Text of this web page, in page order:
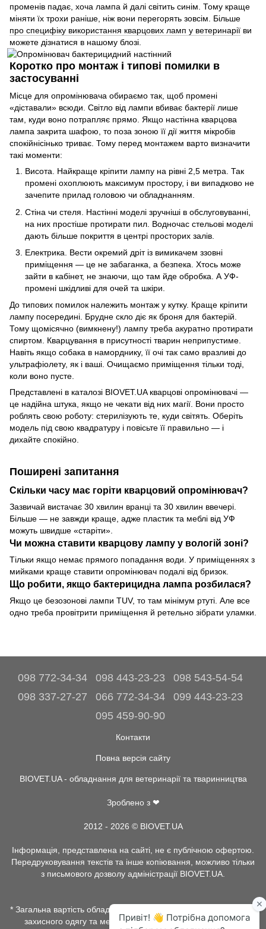
променів падає, хоча лампа й далі світить синім. Тому краще
міняти їх трохи раніше, ніж вони перегорять зовсім. Більше
про специфіку використання кварцових ламп у ветеринарії ви
можете дізнатися в нашому блозі.
Коротко про монтаж і типові помилки в
застосуванні
Місце для опромінювача обираємо так, щоб промені
«діставали» всюди. Світло від лампи вбиває бактерії лише
там, куди воно потрапляє прямо. Якщо настінна кварцова
лампа закрита шафою, то поза зоною її дії життя мікробів
спокійнісінько триває. Тому перед монтажем варто визначити
такі моменти:
Висота. Найкраще кріпити лампу на рівні 2,5 метра. Так
промені охоплюють максимум простору, і ви випадково не
зачепите прилад головою чи обладнанням.
Стіна чи стеля. Настінні моделі зручніші в обслуговуванні,
на них простіше протирати пил. Водночас стельові моделі
дають більше покриття в центрі просторих залів.
Електрика. Вести окремий дріт із вимикачем ззовні
приміщення — це не забаганка, а безпека. Хтось може
зайти в кабінет, не знаючи, що там йде обробка. А УФ-
промені шкідливі для очей та шкіри.
До типових помилок належить монтаж у кутку. Краще кріпити
лампу посередині. Брудне скло діє як броня для бактерій.
Тому щомісячно (вимкнену!) лампу треба акуратно протирати
спиртом. Кварцування в присутності тварин неприпустиме.
Навіть якщо собака в наморднику, її очі так само вразливі до
ультрафіолету, як і ваші. Очищаємо приміщення тільки тоді,
коли воно пусте.
Представлені в каталозі BIOVET.UA кварцові опромінювачі —
це надійна штука, якщо не чекати від них магії. Вони просто
роблять свою роботу: стерилізують те, куди світять. Оберіть
модель під свою квадратуру і повісьте її правильно — і
дихайте спокійно.
Поширені запитання
Скільки часу має горіти кварцовий опромінювач?
Зазвичай вистачає 30 хвилин вранці та 30 хвилин ввечері.
Більше — не завжди краще, адже пластик та меблі від УФ
можуть швидше «старіти».
Чи можна ставити кварцову лампу у вологій зоні?
Тільки якщо немає прямого попадання води. У приміщеннях з
мийками краще ставити опромінювач подалі від бризок.
Що робити, якщо бактерицидна лампа розбилася?
Якщо це безозонові лампи TUV, то там мінімум ртуті. Але все
одно треба провітрити приміщення й ретельно зібрати уламки.
098 772-34-34 098 443-23-23
098 543-54-54
098 337-27-27
066 772-34-34
099 443-23-23
095 459-90-90
Контакти
Повна версія сайту
BIOVET.UA - обладнання для ветеринарії та тваринництва
Зроблено з ❤
2012 - 2026 © BIOVET.UA
Інформація, представлена на сайті, не є публічною офертою.
Передруковування текстів та інше копіювання, можливо тільки
з письмового дозволу адміністрації BIOVET.UA.
* Загальна вартість обладнання, витратних матеріалів, рентген
захисного одягу та медичного одягу, може залежати від